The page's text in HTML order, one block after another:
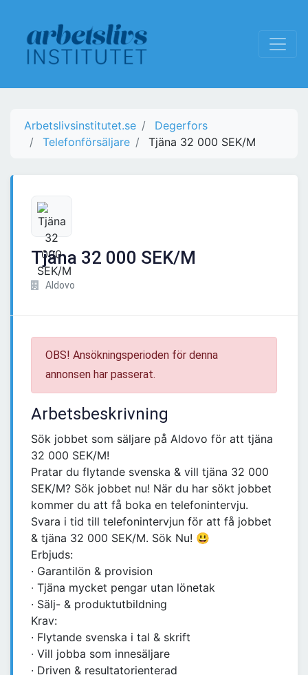
Arbetslivsinstitutet.se
Degerfors
Telefonförsäljare
Tjäna 32 000 SEK/M
Tjäna 32 000 SEK/M
Aldovo
OBS! Ansökningsperioden för denna
annonsen har passerat.
Arbetsbeskrivning
Sök jobbet som säljare på Aldovo för att tjäna
32 000 SEK/M!
Pratar du flytande svenska & vill tjäna 32 000
SEK/M? Sök jobbet nu! När du har sökt jobbet
kommer du att få boka en telefonintervju.
Svara i tid till telefonintervjun för att få jobbet
& tjäna 32 000 SEK/M. Sök Nu! 😃
Erbjuds:
∙ Garantilön & provision
∙ Tjäna mycket pengar utan lönetak
∙ Sälj- & produktutbildning
Krav:
∙ Flytande svenska i tal & skrift
∙ Vill jobba som innesäljare
∙ Driven & resultatorienterad